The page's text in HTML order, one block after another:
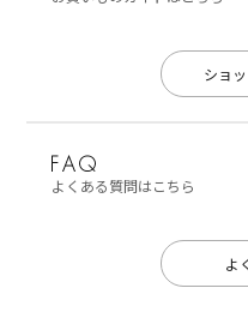
ショ
よくある質問はこちら
よ